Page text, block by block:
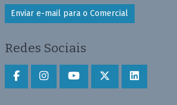
Enviar e-mail para o Comercial
Redes Sociais